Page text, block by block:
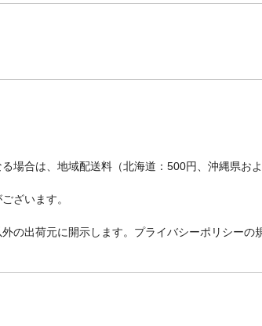
場合は、地域配送料（北海道：500円、沖縄県
ざいます。
の出荷元に開示します。プライバシーポリシーの